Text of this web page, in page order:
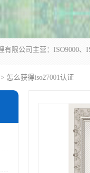
> 怎么获得iso27001认证